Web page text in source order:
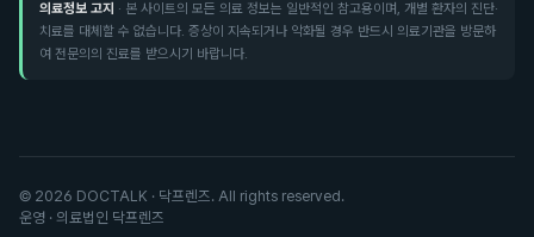
의료정보 고지 · 본 사이트의 모든 의료 정보는 일반적인 참고용이며, 개별 환자의 진단·
치료를 대체할 수 없습니다. 증상이 지속되거나 악화될 경우 반드시 의료기관을 방문하
여 전문의의 진료를 받으시기 바랍니다.
© 2026 DOCTALK · 닥프렌즈. All rights reserved.
운영 · 의료법인 닥프렌즈